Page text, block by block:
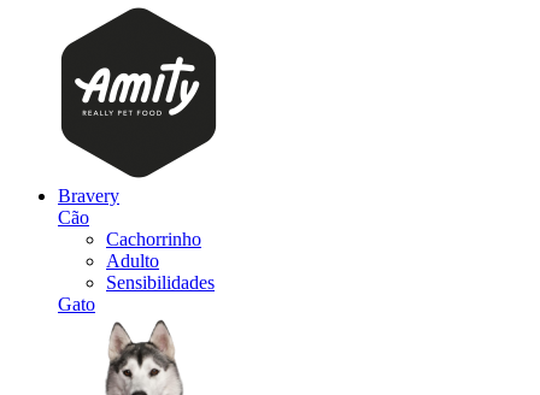
Bravery
Cão
Cachorrinho
Adulto
Sensibilidades
Gato